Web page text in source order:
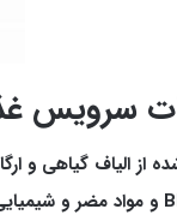
سرویس
از الیاف گیاهی و